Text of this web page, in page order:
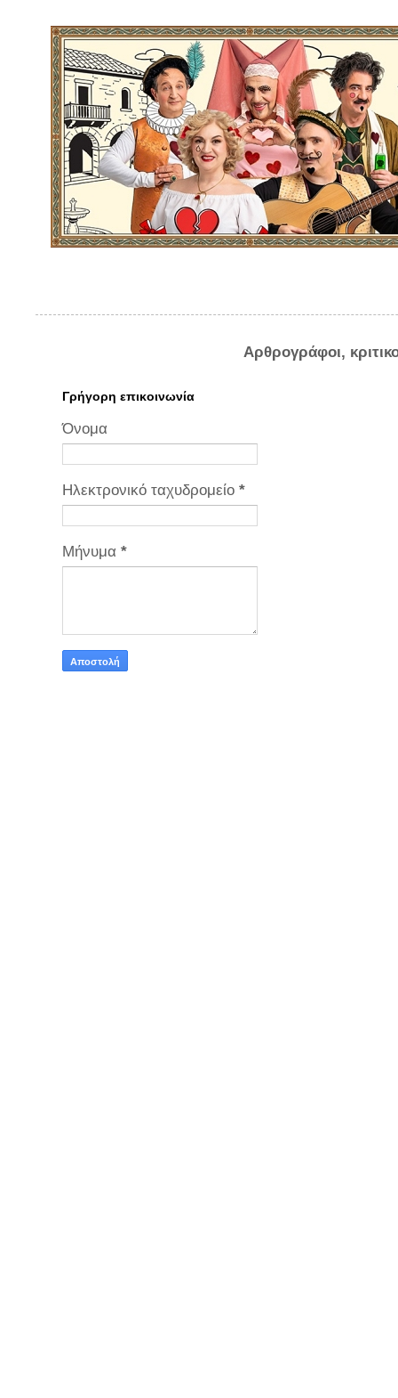
Αρθρογράφοι,
Γρήγορη επικοινωνία
Όνομα
Ηλεκτρονικό ταχυδρομείο *
Μήνυμα *